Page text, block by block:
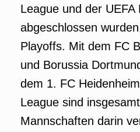
League und der UEFA
abgeschlossen
Playoffs. Mit dem FC
und Borussia
dem 1. FC
League sind
Mannschaften darin